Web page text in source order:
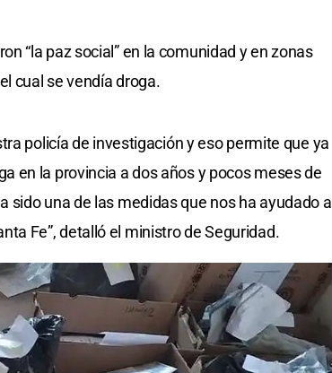
“la paz social” en la comunidad y en zonas
cual se vendía droga.
policía de investigación y eso permite que ya
en la provincia a dos años y pocos meses de
sido una de las medidas que nos ha ayudado a
Fe”, detalló el ministro de Seguridad.